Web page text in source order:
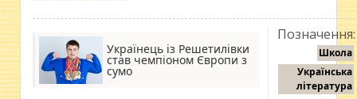
Українець із Решетилівки
став чемпіоном Європи з
сумо
Позначення:
Школа
Українська
література